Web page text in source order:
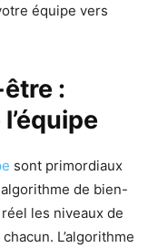
équipe vers
:
sont primordiaux
de bien-
les niveaux de
L’algorithme